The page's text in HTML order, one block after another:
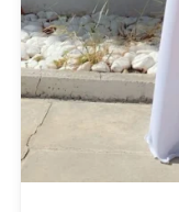
FILTER BY
Black
Brown